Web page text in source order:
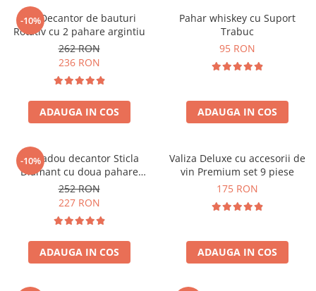
-10%
Set Decantor de bauturi
Rotativ cu 2 pahare argintiu
262 RON
236 RON
ADAUGA IN COS
Pahar whiskey cu Suport
Trabuc
95 RON
ADAUGA IN COS
-10%
Set cadou decantor Sticla
Diamant cu doua pahare
Deluxe
252 RON
227 RON
ADAUGA IN COS
Valiza Deluxe cu accesorii de
vin Premium set 9 piese
175 RON
ADAUGA IN COS